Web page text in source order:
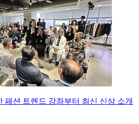
패션 트렌드 강좌부터 최신 신상 소개